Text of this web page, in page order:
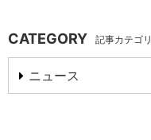
CATEGORY 記事カテゴリ
ニュース